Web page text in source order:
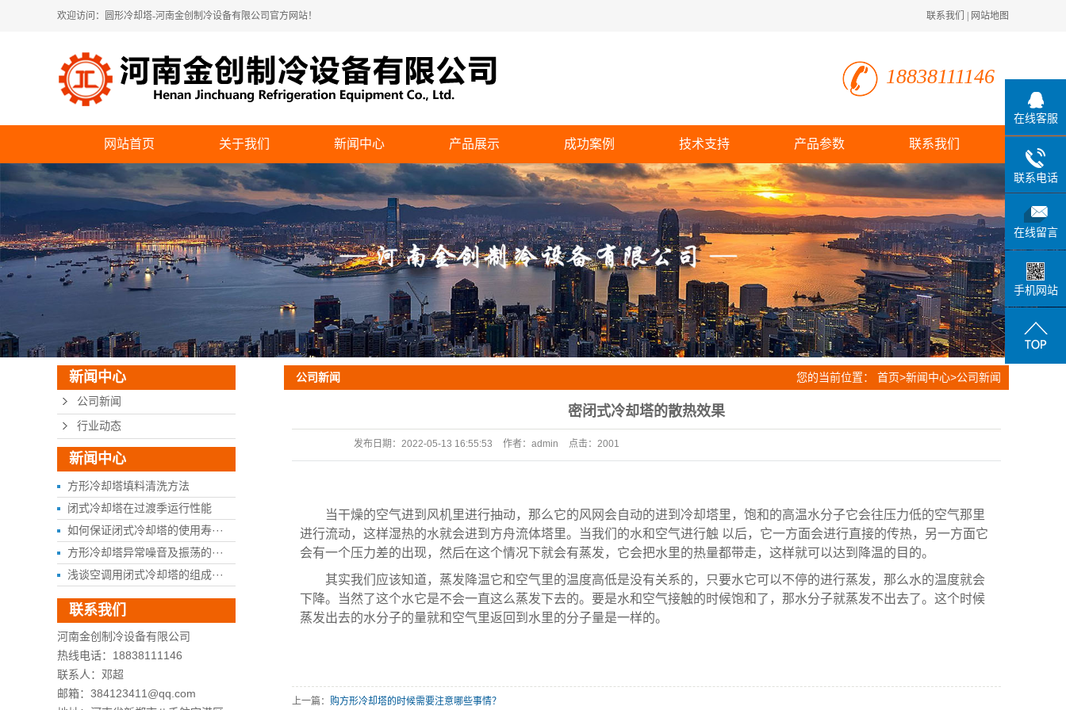
欢迎访问：圆形冷却塔-河南金创制冷设备有限公司官方网站！ 联系我们 网站地图
18838111146
网站首页 关于我们
公司简介
企业展示
新闻中心
公司新闻
行业动态
产品展示
圆形逆流冷却塔
方形逆流式冷却塔
方形横流式冷却塔
钢板塔
侧出风冷却塔
水箱
配件
定制冷却塔
成功案例 技术支持 产品参数 联系我们
新闻中心
公司新闻
行业动态
新闻中心
方形冷却塔填料清洗方法
闭式冷却塔在过渡季运行性能
如何保证闭式冷却塔的使用寿···
方形冷却塔异常噪音及振荡的···
浅谈空调用闭式冷却塔的组成···
联系我们
河南金创制冷设备有限公司
热线电话：18838111146
联系人：邓超
邮箱：384123411@qq.com
公司新闻 您的当前位置： 首页>新闻中心>公司新闻
密闭式冷却塔的散热效果
发布日期： 2022-05-13 16:55:53 作者： admin 点击： 2001
当干燥的空气进到风机里进行抽动，那么它的风网会自动的进到冷却塔里，饱和的高温水分子它会往压力低的空气那里
进行流动，这样湿热的水就会进到方舟流体塔里。当我们的水和空气进行触 以后，它一方面会进行直接的传热，另一方面它
会有一个压力差的出现，然后在这个情况下就会有蒸发，它会把水里的热量都带走，这样就可以达到降温的目的。
其实我们应该知道，蒸发降温它和空气里的温度高低是没有关系的，只要水它可以不停的进行蒸发，那么水的温度就会
下降。当然了这个水它是不会一直这么蒸发下去的。要是水和空气接触的时候饱和了，那水分子就蒸发不出去了。这个时候
蒸发出去的水分子的量就和空气里返回到水里的分子量是一样的。
上一篇： 购方形冷却塔的时候需要注意哪些事情？
在线客服
联系电话
在线留言
手机网站